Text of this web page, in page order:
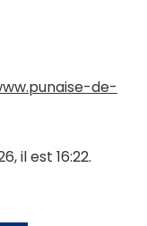
de-
il est 16:22.